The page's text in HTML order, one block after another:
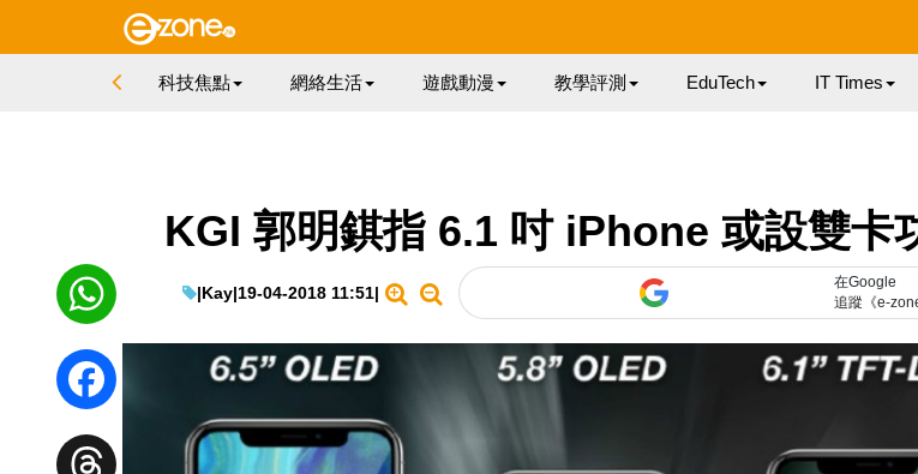
科技焦點 網絡生活 遊戲動漫 教學評測 EduTech IT Times
KGI 郭明錤指 6.1 吋 iPhone 或設雙卡
|Kay|19-04-2018 11:51|
在Google
追蹤《e-
WhatsApp
Facebook